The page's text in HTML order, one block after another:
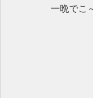
一晩でこ